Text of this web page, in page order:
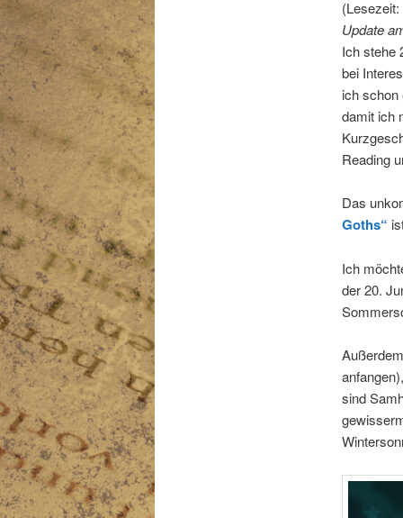
Update
Ich stehe
bei
ich schon
damit ich
Reading
Das
Goths“
Ich
der 20.
sind